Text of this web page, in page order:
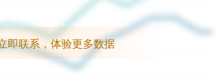
即联系，体验更多数据